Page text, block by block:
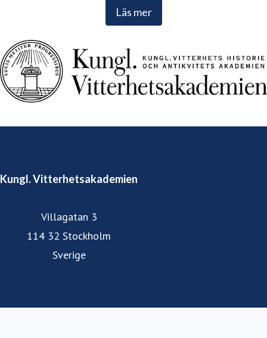
Läs mer
Kungl. Vitterhetsakademien
Villagatan 3
114 32 Stockholm
Sverige